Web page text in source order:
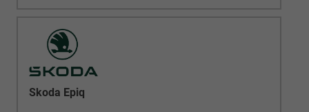
Skoda Epiq